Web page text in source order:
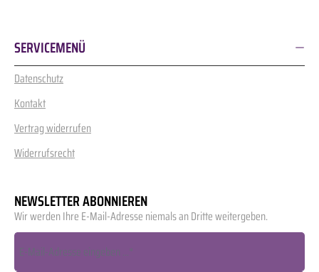
SERVICEMENÜ
Datenschutz
Kontakt
Vertrag widerrufen
Widerrufsrecht
NEWSLETTER ABONNIEREN
Wir werden Ihre E-Mail-Adresse niemals an Dritte weitergeben.